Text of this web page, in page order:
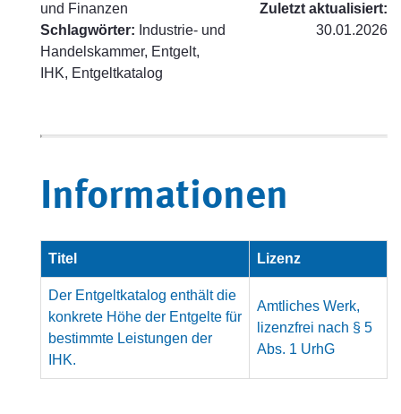
und Finanzen
Schlagwörter: Industrie- und
Handelskammer, Entgelt,
IHK, Entgeltkatalog
Zuletzt aktualisiert:
30.01.2026
Informationen
Titel Lizenz
Der Entgeltkatalog enthält die
konkrete Höhe der Entgelte für
bestimmte Leistungen der
IHK.
Amtliches Werk,
lizenzfrei nach § 5
Abs. 1 UrhG